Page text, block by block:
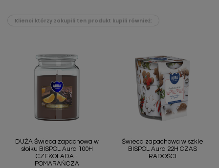
Klienci którzy zakupili ten produkt kupili również:
DUŻA Świeca zapachowa w
słoiku BISPOL Aura 100H
CZEKOLADA -
POMARAŃCZA
Świeca zapachowa w szkle
BISPOL Aura 22H CZAS
RADOŚCI